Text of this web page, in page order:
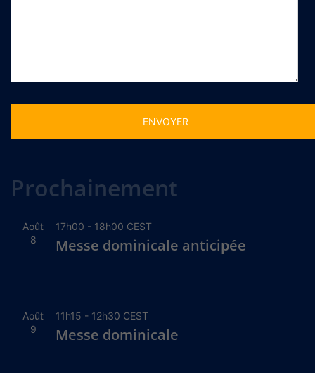
Prochainement
Août
8
17h00 - 18h00 CEST
Messe dominicale anticipée
Août
9
11h15 - 12h30 CEST
Messe dominicale